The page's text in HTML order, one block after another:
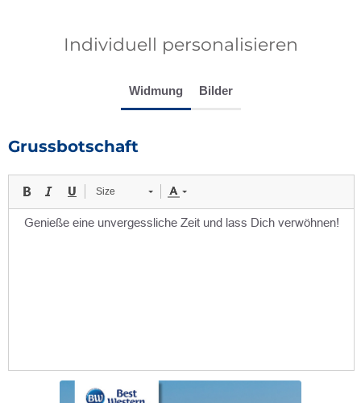
Individuell personalisieren
Widmung Bilder
Grussbotschaft
Size